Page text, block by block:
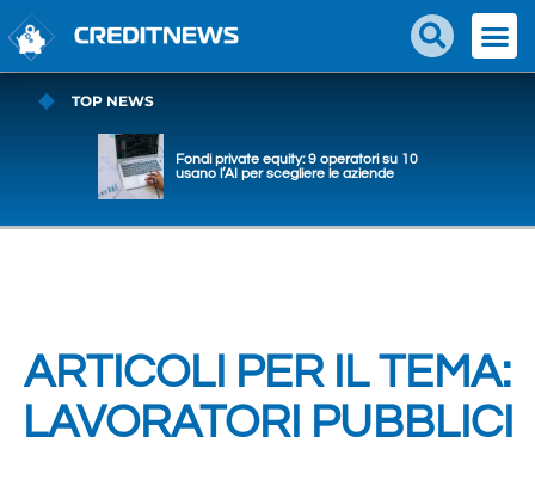
TOP NEWS
Fondi private equity: 9 operatori su 10
usano l’AI per scegliere le aziende
ARTICOLI PER IL TEMA:
LAVORATORI PUBBLICI